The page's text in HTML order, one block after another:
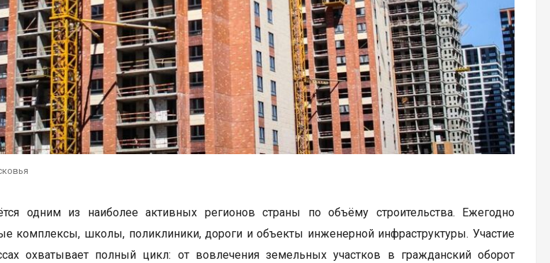
одним из наиболее активных регионов страны по объёму строительства. Ежегодно
комплексы, школы, поликлиники, дороги и объекты инженерной инфраструктуры. Участие
охватывает полный цикл: от вовлечения земельных участков в гражданский оборот